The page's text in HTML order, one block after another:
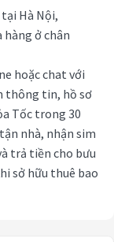
tại Hà Nội,
hàng ở chân
hoặc chat với
thông tin, hồ sơ
Tốc trong 30
nhà, nhận sim
trả tiền cho bưu
sở hữu thuê bao